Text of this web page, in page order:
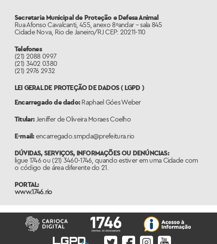
Secretaria Municipal de Proteção e Defesa Animal
Rua Afonso Cavalcanti, 455, anexo 8ºandar – sala 845
Cidade Nova, Rio de Janeiro/RJ CEP: 20211-110
Telefones
(21) 2088 0997
(21) 3402 0380
(21) 2976 2932
LEI GERAL DE PROTEÇÃO DE DADOS ( LGPD )
Encarregado de dado:Raphael Góes Weber
Titular:Jeniffer de Oliveira Moraes Coelho
E-mail:encarregado.smpda@prefeitura.rio
DÚVIDAS, SERVIÇOS, INFORMAÇÕES OU DENÚNCIAS:
ligue 1746 ou (21) 3460-1746, quando estiver em uma Cidade com
o código de área diferente do 21.
PORTAL:
www.1746.rio